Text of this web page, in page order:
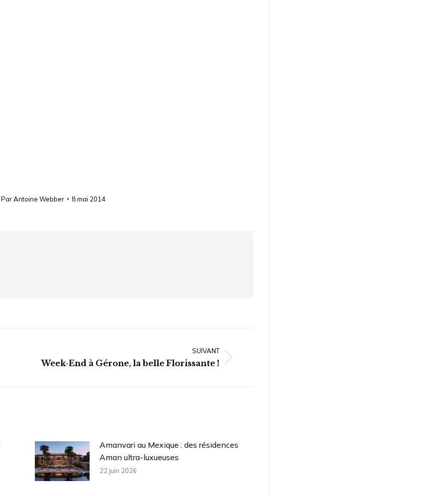
ParAntoine Webber 8 mai 2014
SUIVANT
Article
Week-End à Gérone, la belle Florissante !
Amanvari au Mexique : des résidences
Aman ultra-luxueuses
22 juin 2026